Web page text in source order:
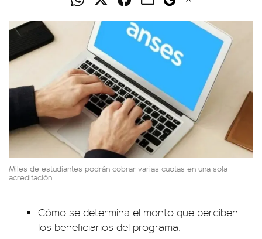
Miles de estudiantes podrán cobrar varias cuotas en una sola
acreditación.
Cómo se determina el monto que perciben
los beneficiarios del programa.